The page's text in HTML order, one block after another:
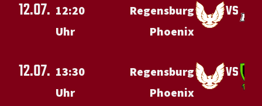
12.07. 12:20
Uhr
Regensburg
Phoenix
vs
12.07. 13:30
Uhr
Regensburg
Phoenix
vs